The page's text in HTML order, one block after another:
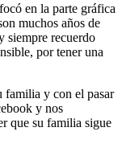
en la parte gráfica
muchos años de
siempre recuerdo
por tener una
familia y con el pasar
y nos
que su familia sigue